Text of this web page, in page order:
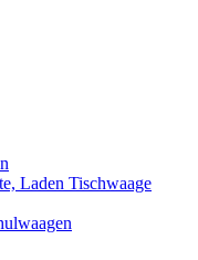
Laden Tischwaage